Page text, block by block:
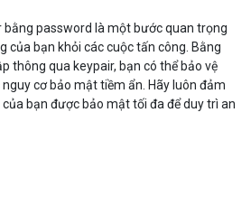
việc chặn truy cập
các cuộc tấn công brute-force và hạn
an toàn hơn.